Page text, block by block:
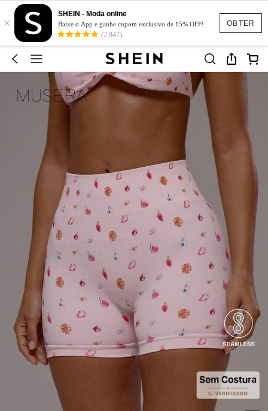
OBTER
×
SHEIN - Moda online
Baixe o App e ganhe cupom exclusivo de 15% OFF!
(2,847)